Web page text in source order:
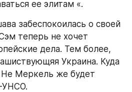
ее элитам «.
забеспокоилась о своей
теперь не хочет
дела. Тем более,
Украина. Куда
Меркель же будет
УНСО.